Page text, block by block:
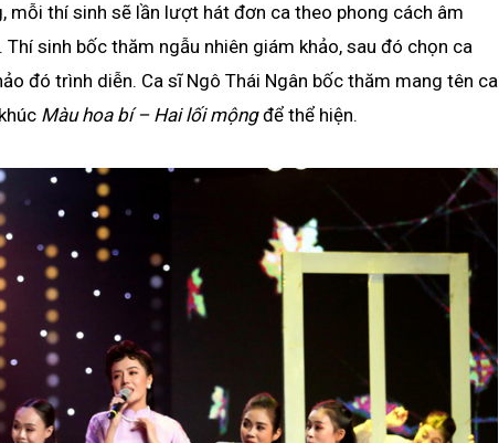
mỗi thí sinh sẽ lần lượt hát đơn ca theo phong cách âm
Thí sinh bốc thăm ngẫu nhiên giám khảo, sau đó chọn ca
đó trình diễn. Ca sĩ Ngô Thái Ngân bốc thăm mang tên ca
Màu hoa bí – Hai lối mộngđể thể hiện.